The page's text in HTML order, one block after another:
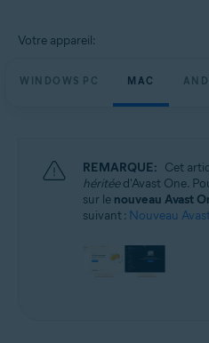
Avast One
Votre appareil:
WINDOWS PC MAC
REMARQUE: Cet
héritéed'Avast One.
sur le nouveau Avast
suivant : Nouveau